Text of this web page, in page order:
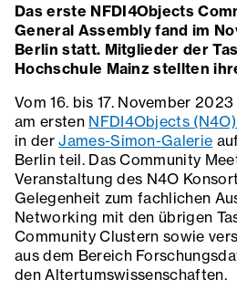
Das erste NFDI4Objects
General Assembly fand im
Berlin statt. Mitglieder der
Hochschule Mainz stellten
Vom 16. bis 17. November
am ersten NFDI4Objects
in derJames-Simon-Galerie
Berlin teil. Das Community
Veranstaltung des N4O
Gelegenheit zum fachlichen
Networking mit den übrigen
Community Clustern sowie
aus dem Bereich
den Altertumswissenschaften.